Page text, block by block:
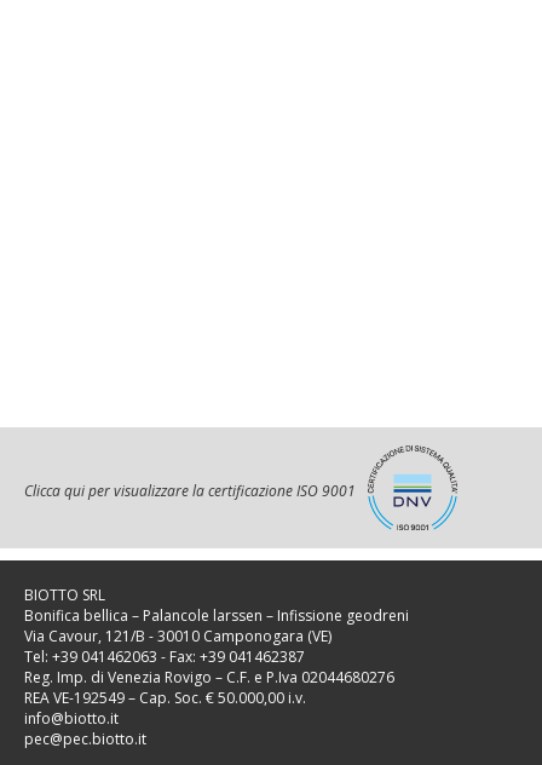
Clicca qui per visualizzare la certificazione ISO 9001
BIOTTO SRL
Bonifica bellica – Palancole larssen – Infissione geodreni
Via Cavour, 121/B - 30010 Camponogara (VE)
Tel: +39 041462063 - Fax: +39 041462387
Reg. Imp. di Venezia Rovigo – C.F. e P.Iva 02044680276
REA VE-192549 – Cap. Soc. € 50.000,00 i.v.
info@biotto.it
pec@pec.biotto.it